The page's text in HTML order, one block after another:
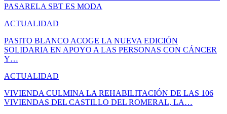
PASARELA SBT ES MODA
ACTUALIDAD
PASITO BLANCO ACOGE LA NUEVA EDICIÓN
SOLIDARIA EN APOYO A LAS PERSONAS CON CÁNCER
Y…
ACTUALIDAD
VIVIENDA CULMINA LA REHABILITACIÓN DE LAS 106
VIVIENDAS DEL CASTILLO DEL ROMERAL, LA…